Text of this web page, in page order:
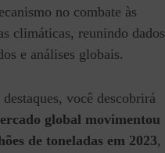
no combate às
climáticas, reunindo dados
e análises globais.
você descobrirá
global movimentou
de toneladas em 2023,